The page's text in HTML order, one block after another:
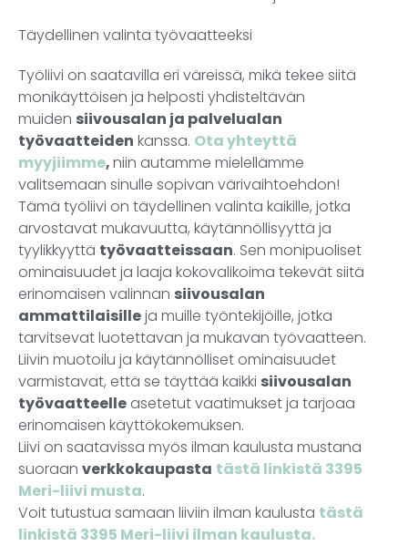
Täydellinen valinta työvaatteeksi
Työliivi on saatavilla eri väreissä, mikä tekee siitä
monikäyttöisen ja helposti yhdisteltävän
muiden siivousalan ja palvelualan
työvaatteiden kanssa. Ota yhteyttä
myyjiimme,niin autamme mielellämme
valitsemaan sinulle sopivan värivaihtoehdon!
Tämä työliivi on täydellinen valinta kaikille, jotka
arvostavat mukavuutta, käytännöllisyyttä ja
tyylikkyyttä työvaatteissaan. Sen monipuoliset
ominaisuudet ja laaja kokovalikoima tekevät siitä
erinomaisen valinnan siivousalan
ammattilaisilleja muille työntekijöille, jotka
tarvitsevat luotettavan ja mukavan työvaatteen.
Liivin muotoilu ja käytännölliset ominaisuudet
varmistavat, että se täyttää kaikki siivousalan
työvaatteelle asetetut vaatimukset ja tarjoaa
erinomaisen käyttökokemuksen.
Liivi on saatavissa myös ilman kaulusta mustana
suoraan verkkokaupasta tästä linkistä 3395
Meri-liivi musta.
Voit tutustua samaan liiviin ilman kaulusta tästä
linkistä 3395 Meri-liivi ilman kaulusta.